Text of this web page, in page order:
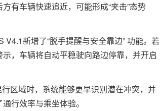
有车辆快速追近，可能形成“夹击”态势
新增了“脱手提醒与安全靠边” 功能。若
，车辆将自动平稳驶向路边停靠，并开启
区域时，系统能够更早识别潜在冲突，并
行效率与乘坐体验。